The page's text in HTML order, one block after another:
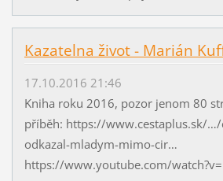
Kazatelna život - Marián
17.10.2016 21:46
Kniha roku 2016, pozor jenom 80
příběh: https://www.cestaplus.sk/
odkazal-mladym-mimo-cir…
https://www.youtube.com/